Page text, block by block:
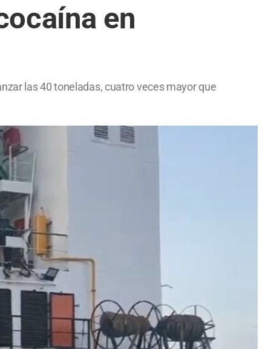
en
las 40 toneladas, cuatro veces mayor que